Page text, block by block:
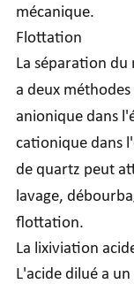
mécanique.
Flottation
La séparation
a deux
anionique dans
cationique dans
de quartz peut
lavage,
flottation.
La lixiviation
L'acide dilué a